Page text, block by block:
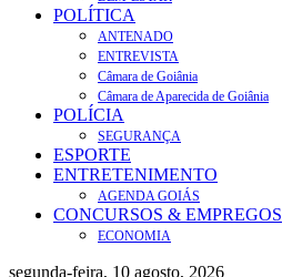
POLÍTICA
ANTENADO
ENTREVISTA
Câmara de Goiânia
Câmara de Aparecida de Goiânia
POLÍCIA
SEGURANÇA
ESPORTE
ENTRETENIMENTO
AGENDA GOIÁS
CONCURSOS & EMPREGOS
ECONOMIA
segunda-feira, 10 agosto, 2026